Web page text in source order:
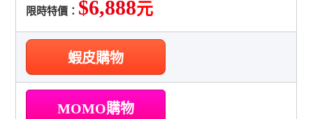
限時特價： $6,888元
蝦皮購物
MOMO購物